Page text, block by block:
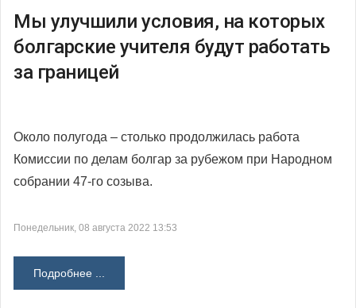
Мы улучшили условия, на которых
болгарские учителя будут работать
за границей
Около полугода – столько продолжилась работа
Комиссии по делам болгар за рубежом при Народном
собрании 47-го созыва.
Понедельник, 08 августа 2022 13:53
Подробнее ...